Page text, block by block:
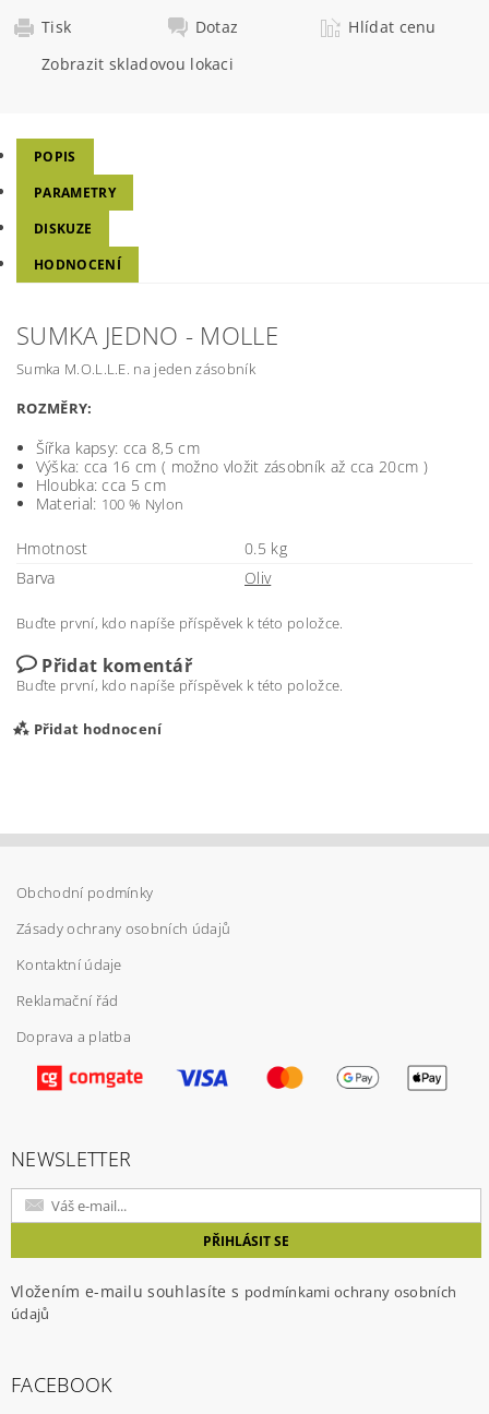
Tisk
Dotaz
Hlídat cenu
Zobrazit skladovou lokaci
POPIS
PARAMETRY
DISKUZE
HODNOCENÍ
SUMKA JEDNO - MOLLE
Sumka M.O.L.L.E. na jeden zásobník
ROZMĚRY:
Šířka kapsy: cca 8,5 cm
Výška: cca 16 cm ( možno vložit zásobník až cca 20cm )
Hloubka: cca 5 cm
Material: 100 % Nylon
Hmotnost
0.5 kg
Barva
Oliv
Buďte první, kdo napíše příspěvek k této položce.
Přidat komentář
Buďte první, kdo napíše příspěvek k této položce.
Přidat hodnocení
Vložením hodnocení souhlasíte spodmínkami
ochrany osobních údajů
Obchodní podmínky
Zásady ochrany osobních údajů
Kontaktní údaje
Reklamační řád
Doprava a platba
NEWSLETTER
Vložením e-mailu souhlasíte s podmínkami ochrany osobních
údajů
FACEBOOK